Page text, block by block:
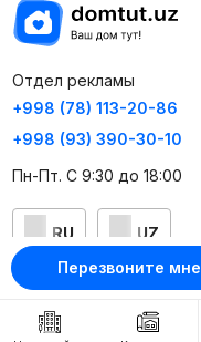
Перезвоните мне
Отдел рекламы
+998 (78) 113-20-86
+998 (93) 390-30-10
Пн-Пт. С 9:30 до 18:00
RU UZ
Контакты
О проекте